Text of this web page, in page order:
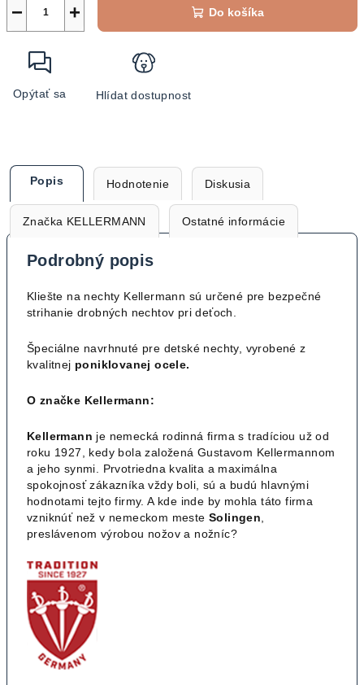
+
− Do košíka
Opýtať sa Hlídat dostupnost
Popis Hodnotenie Diskusia
Značka KELLERMANN Ostatné informácie
Podrobný popis
Kliešte na nechty Kellermann sú určené pre bezpečné
strihanie drobných nechtov pri deťoch.
Špeciálne navrhnuté pre detské nechty, vyrobené z
kvalitnej poniklovanej ocele.
O značke Kellermann:
Kellermann je nemecká rodinná firma s tradíciou už od
roku 1927, kedy bola založená Gustavom Kellermannom
a jeho synmi. Prvotriedna kvalita a maximálna
spokojnosť zákazníka vždy boli, sú a budú hlavnými
hodnotami tejto firmy. A kde inde by mohla táto firma
vzniknúť než v nemeckom meste Solingen
preslávenom výrobou nožov a nožníc?